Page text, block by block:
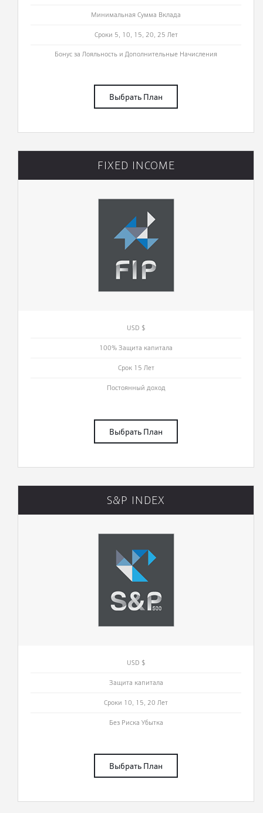
Минимальная Cумма Вклада
Сроки 5, 10, 15, 20, 25 Лет
Бонус за Лояльность и Дополнительные Начисления
Выбрать План
FIXED INCOME
USD $
100% Защита капитала
Срок 15 Лет
Постоянный доход
Выбрать План
S&P INDEX
USD $
Защита капитала
Сроки 10, 15, 20 Лет
Без Риска Убытка
Выбрать План